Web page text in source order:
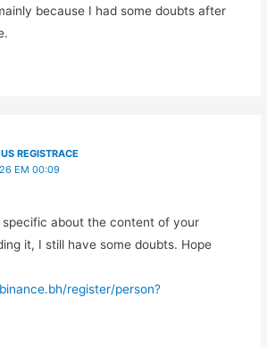
because I had some doubts after
REGISTRACE
EM 00:09
specific about the content of your
it, I still have some doubts. Hope
register/person?